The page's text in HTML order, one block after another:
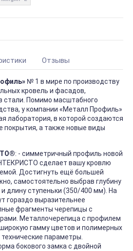
Отзывы
№ 1 в мире по производству
кровель и фасадов,
стали. Помимо масштабного
у компании «Металл Профиль»
лаборатория, в которой создаются
покрытия, а также новые виды
: - симметричный профиль новой
сделает вашу кровлю
Достигнуть ещё большей
самостоятельно выбрав глубину
длину ступеньки (350/400 мм). На
гораздо выразительнее
фрагменты черепицы с
Металлочерепица с профилем
гамму цветов и полимерных
параметры.
бокового замка с двойной